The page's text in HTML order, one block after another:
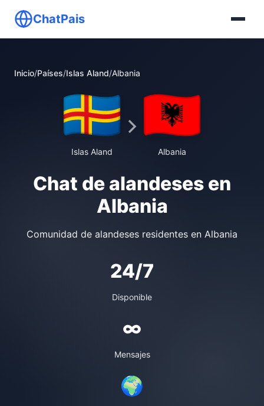
ChatPais
Inicio/Países/Islas Aland/Albania
Islas Aland Albania
Chat de alandeses en
Albania
Comunidad de alandeses residentes en Albania
24/7
Disponible
∞
Mensajes
🌍